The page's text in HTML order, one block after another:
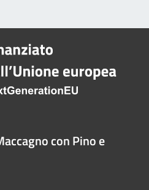
con Pino e